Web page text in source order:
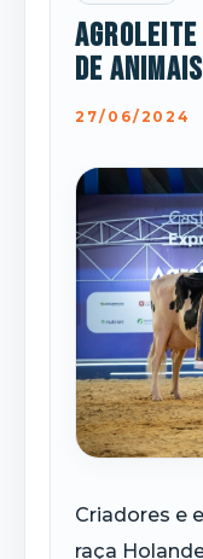
Agroleite
de animais
27/06/2024
Criadores e
raça